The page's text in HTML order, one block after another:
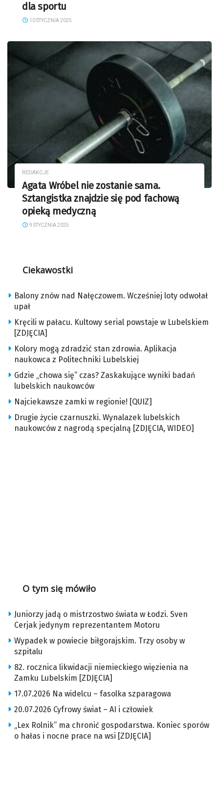
dla sportu
10 STYCZNIA 2025
REDAKCJE
Agata Wróbel nie zostanie sama.
Sztangistka znajdzie się pod fachową
opieką medyczną
9 STYCZNIA 2025
Ciekawostki
Balony znów nad Nałęczowem. Wcześniej loty odwołał
upał
Kręcili w pałacu. Kultowy serial powstaje w Lubelskiem
[ZDJĘCIA]
Kolory mogą zdradzić stan zdrowia. Aplikacja
naukowca z Politechniki Lubelskiej
Gdzie „chowa się” czas? Zaskakujące wyniki badań
lubelskich naukowców
Najciekawsze zamki w regionie! [QUIZ]
Drugie życie czarnuszki. Wynalazek lubelskich
naukowców z nagrodą specjalną [ZDJĘCIA, WIDEO]
O tym się mówiło
Juniorzy jadą o mistrzostwo świata w Łodzi. Sven
Cerjak jedynym reprezentantem Motoru
Wypadek w powiecie biłgorajskim. Trzy osoby w
szpitalu
82. rocznica likwidacji niemieckiego więzienia na
Zamku Lubelskim [ZDJĘCIA]
17.07.2026 Na widelcu – fasolka szparagowa
20.07.2026 Cyfrowy świat – AI i człowiek
„Lex Rolnik” ma chronić gospodarstwa. Koniec sporów
o hałas i nocne prace na wsi [ZDJĘCIA]